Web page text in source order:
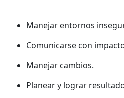
Manejar entornos
Comunicarse con
Manejar cambios.
Planear y lograr